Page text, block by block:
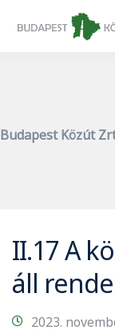
Budapest Közút
II.17 A
áll
2023.